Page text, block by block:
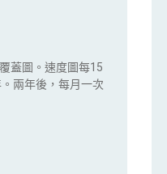
蓋圖。速度圖每15
兩年後，每月一次